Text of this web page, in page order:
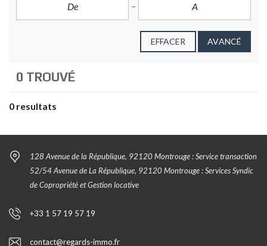
EFFACER AVANCÉ
0 TROUVÉ
0 resultats
128 Avenue de la République, 92120 Montrouge : Service transaction
52/54 Avenue de La République, 92120 Montrouge : Services Syndic
de Copropriété et Gestion locative
+33 1 57 19 57 19
contact@regards-immo.fr